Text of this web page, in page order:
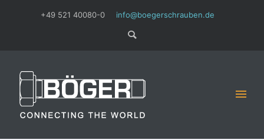
+49 521 40080-0 info@boegerschrauben.de